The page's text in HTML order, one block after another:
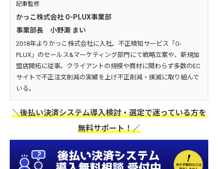
記事監修
かっこ株式会社 O-PLUX事業部
事業部長 小野瀬 まい
2018年よりかっこ株式会社に入社。不正検知サービス「O-
PLUX」のセールス&マーケティング部門にて戦略立案や、新規加
盟店開拓に従事。クライアントの規模や商材に関わらず多数のEC
サイトで不正注文削減の実績を上げ不正削減・撲滅に取り組んで
いる。
＼後払い決済システム導入検討・選定で迷っている方を
無料サポート！／